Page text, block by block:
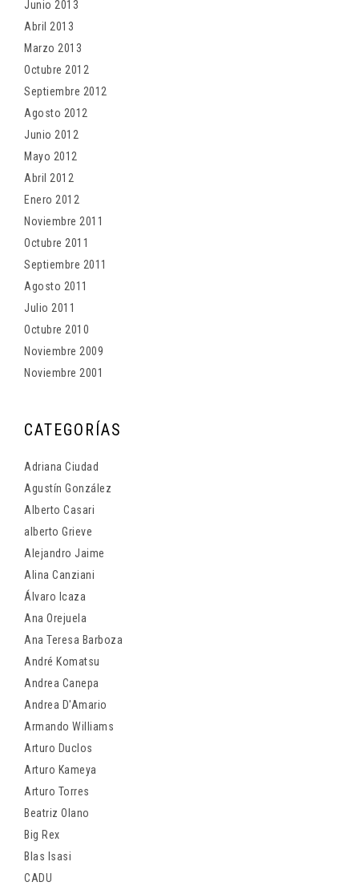
Junio 2013
Abril 2013
Marzo 2013
Octubre 2012
Septiembre 2012
Agosto 2012
Junio 2012
Mayo 2012
Abril 2012
Enero 2012
Noviembre 2011
Octubre 2011
Septiembre 2011
Agosto 2011
Julio 2011
Octubre 2010
Noviembre 2009
Noviembre 2001
CATEGORÍAS
Adriana Ciudad
Agustín González
Alberto Casari
alberto Grieve
Alejandro Jaime
Alina Canziani
Álvaro Icaza
Ana Orejuela
Ana Teresa Barboza
André Komatsu
Andrea Canepa
Andrea D'Amario
Armando Williams
Arturo Duclos
Arturo Kameya
Arturo Torres
Beatriz Olano
Big Rex
Blas Isasi
CADU